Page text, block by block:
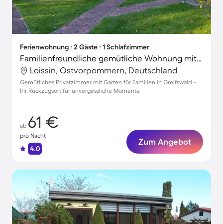
Ferienwohnung ∙ 2 Gäste ∙ 1 Schlafzimmer
Familienfreundliche gemütliche Wohnung mit Terrasse, Garten und Grill
Loissin, Ostvorpommern, Deutschland
Gemütliches Privatzimmer mit Garten für Familien in Greifswald –
Ihr Rückzugsort für unvergessliche Momente
ab 61 €
pro Nacht
4.0
Zum Angebot